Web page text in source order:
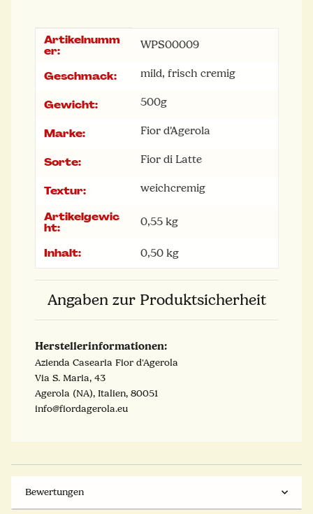
Produkteigenschaft
Wert
Artikelnumm
er:
WPS00009
Geschmack: mild, frisch cremig
Gewicht: 500g
Marke: Fior d'Agerola
Sorte: Fior di Latte
Textur: weichcremig
Artikelgewic
ht:
0,55 kg
Inhalt: 0,50 kg
Angaben zur Produktsicherheit
Herstellerinformationen:
Azienda Casearia Fior d'Agerola
Via S. Maria, 43
Agerola (NA), Italien, 80051
info@fiordagerola.eu
Bewertungen